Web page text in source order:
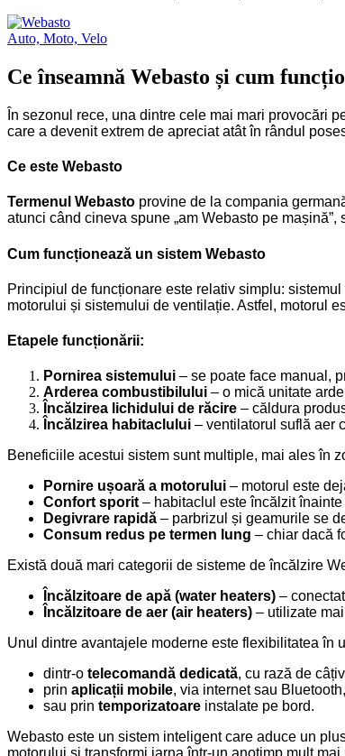
Auto, Moto, Velo
Ce înseamnă Webasto și cum
În sezonul rece, una dintre cele mai mari provocări
care a devenit extrem de apreciat atât în rândul
Ce este Webasto
Termenul Webasto provine de la compania
atunci când cineva spune „am Webasto pe
Cum funcționează un sistem Webasto
Principiul de funcționare este relativ simplu:
motorului și sistemului de ventilație. Astfel, motorul
Etapele funcționării:
Pornirea sistemului – se poate face manual,
Arderea combustibilului – o mică unitate
Încălzirea lichidului de răcire – căldura
Încălzirea habitaclului – ventilatorul suflă aer
Beneficiile acestui sistem sunt multiple, mai ales în
Pornire ușoară a motorului – motorul este
Confort sporit– habitaclul este încălzit înainte
Degivrare rapidă – parbrizul și geamurile se
Consum redus pe termen lung – chiar dacă
Există două mari categorii de sisteme de încălzire
Încălzitoare de apă (water heaters) –
Încălzitoare de aer (air heaters) – utilizate
Unul dintre avantajele moderne este flexibilitatea în
dintr-o telecomandă dedicată, cu rază de
prin aplicații mobile, via internet sau Bluetooth,
sau prin temporizatoare instalate pe bord.
Webasto este un sistem inteligent care aduce un